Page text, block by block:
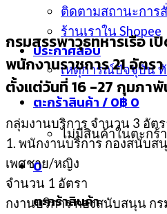
ติดตามสถานะการ
ร้านเราใน Shopee
ประกาศสอบ
เหตุการณ์ปัจจุบัน
ตะกร้าสินค้า /0฿ 0
ไม่มีสินค้าในตะกร้า
0
ตะกร้าสินค้า
กรมสรรพาวุธทหารเรือ
พนักงานราชการ 21 อัตร
ตั้งแต่วันที่ 16 -27 กุมภา
กลุ่มงานบริการ จำนวน 3 อัตร
1. พนักงานบริการ กองสนับส
เพศชาย/หญิง
จำนวน 1 อัตรา
กงานบริการ กองสนับสนุน กร